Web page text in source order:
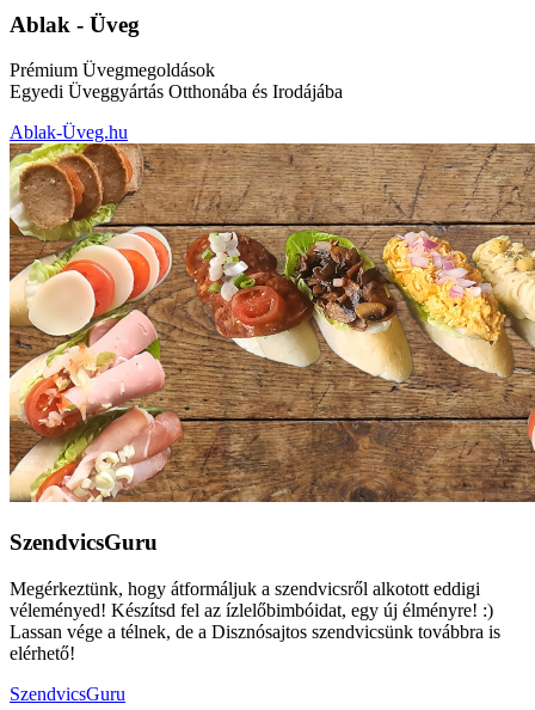
Ablak - Üveg
Prémium Üvegmegoldások
Egyedi Üveggyártás Otthonába és Irodájába
Ablak-Üveg.hu
SzendvicsGuru
Megérkeztünk, hogy átformáljuk a szendvicsről alkotott eddigi
véleményed! Készítsd fel az ízlelőbimbóidat, egy új élményre! :)
Lassan vége a télnek, de a Disznósajtos szendvicsünk továbbra is
elérhető!
SzendvicsGuru